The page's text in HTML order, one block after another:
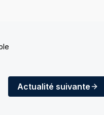
Actualité suivante